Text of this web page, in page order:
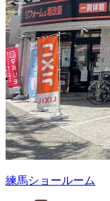
練馬ショールーム